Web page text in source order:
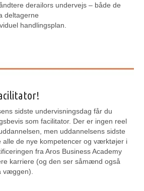
derailors undervejs – både de
deltagerne
handlingsplan.
sidste undervisningsdag får du
som facilitator. Der er ingen reel
men uddannelsens sidste
alle de nye kompetencer og værktøjer i
fra Aros Business Academy
karriere (og den ser såmænd også
væggen).